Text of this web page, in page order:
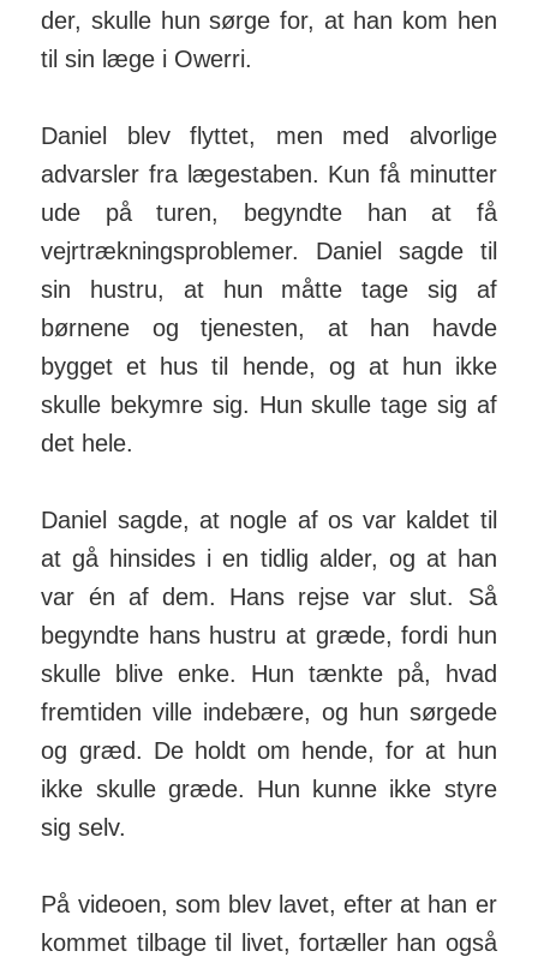
der, skulle hun sørge for, at han kom hen
til sin læge i Owerri.
Daniel blev flyttet, men med alvorlige
advarsler fra lægestaben. Kun få minutter
ude på turen, begyndte han at få
vejrtrækningsproblemer. Daniel sagde til
sin hustru, at hun måtte tage sig af
børnene og tjenesten, at han havde
bygget et hus til hende, og at hun ikke
skulle bekymre sig. Hun skulle tage sig af
det hele.
Daniel sagde, at nogle af os var kaldet til
at gå hinsides i en tidlig alder, og at han
var én af dem. Hans rejse var slut. Så
begyndte hans hustru at græde, fordi hun
skulle blive enke. Hun tænkte på, hvad
fremtiden ville indebære, og hun sørgede
og græd. De holdt om hende, for at hun
ikke skulle græde. Hun kunne ikke styre
sig selv.
På videoen, som blev lavet, efter at han er
kommet tilbage til livet, fortæller han også